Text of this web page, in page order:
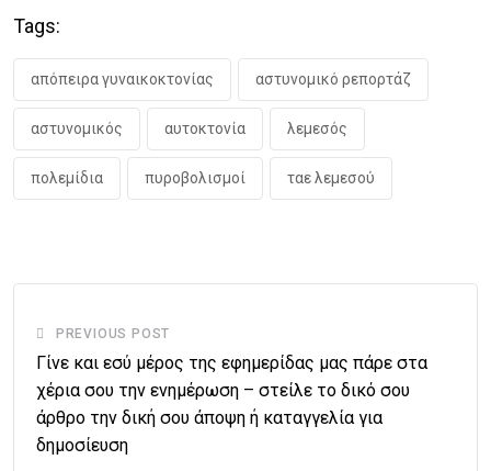
Tags:
απόπειρα γυναικοκτονίας αστυνομικό ρεπορτάζ
αστυνομικός αυτοκτονία λεμεσός
πολεμίδια πυροβολισμοί ταε λεμεσού
PREVIOUS POST
Γίνε και εσύ μέρος της εφημερίδας μας πάρε στα
χέρια σου την ενημέρωση – στείλε το δικό σου
άρθρο την δική σου άποψη ή καταγγελία για
δημοσίευση